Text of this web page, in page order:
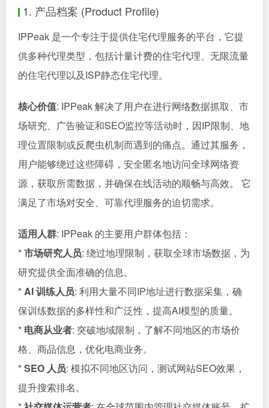
1. 产品档案 (Product Profile)
IPPeak 是一个专注于提供住宅代理服务的平台，它提
供多种代理类型，包括计量计费的住宅代理、无限流量
的住宅代理以及ISP静态住宅代理。
核心价值: IPPeak 解决了用户在进行网络数据抓取、市
场研究、广告验证和SEO监控等活动时，因IP限制、地
理位置限制或反爬虫机制而遇到的痛点。通过其服务，
用户能够绕过这些障碍，安全匿名地访问全球网络资
源，获取所需数据，并确保在线活动的顺畅与高效。 它
满足了市场对安全、可靠代理服务的迫切需求。
适用人群: IPPeak 的主要用户群体包括：
*市场研究人员: 绕过地理限制，获取全球市场数据，为
研究提供全面准确的信息。
*AI 训练人员: 利用大量不同IP地址进行数据采集，确
保训练数据的多样性和广泛性，提高AI模型的质量。
* 电商从业者: 突破地域限制，了解不同地区的市场价
格、商品信息，优化电商业务。
*SEO 人员: 模拟不同地区访问，测试网站SEO效果，
提升搜索排名。